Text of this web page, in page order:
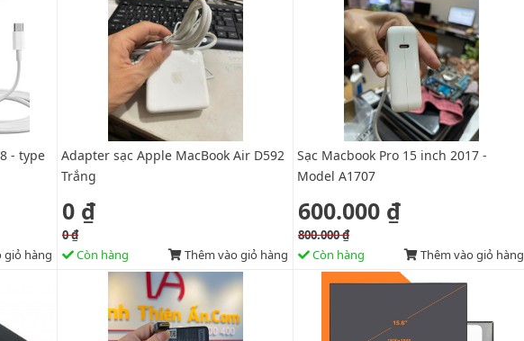
- type
giỏ hàng
Adapter sạc Apple MacBook Air D592
Trắng
0 ₫
0 ₫
Còn hàng
Thêm vào giỏ hàng
Sạc Macbook Pro 15 inch 2017 -
Model A1707
600.000 ₫
800.000 ₫
Còn hàng
Thêm vào giỏ hàng